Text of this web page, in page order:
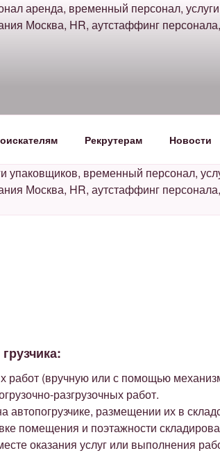
Рекрутерам Новости
работ (вручную или с помощью
разгрузочных работ.
автопогрузчике, размещении их в
помещения и поэтажности
оказания услуг или выполнения